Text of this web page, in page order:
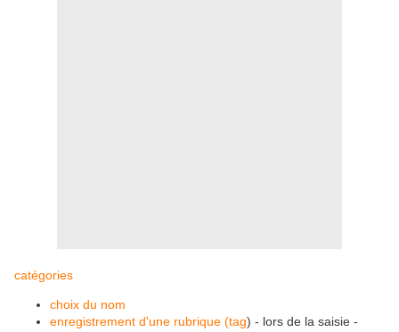
catégories
choix du nom
enregistrement d'une rubrique (tag) - lors de la saisie -